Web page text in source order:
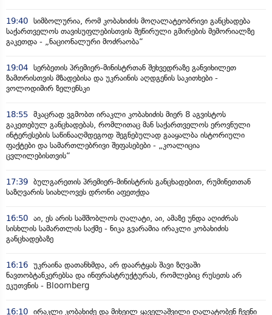
19:40 სიმბოლურია, რომ კობახიძის მოღალატეობრივი განცხადება
საქართველოს თავისუფლებისთვის შეწირული გმირების მემორიალზე
გაკეთდა - „ნაციონალური მოძრაობა“
19:04 სერბეთის პრემიერ-მინისტრთან შეხვედრაზე განვიხილეთ
ზამთრისთვის მზადებისა და უკრაინის აღდგენის საკითხები -
ვოლოდიმირ ზელენსკი
18:55 მკაცრად ვგმობთ ირაკლი კობახიძის მიერ 8 აგვისტოს
გაკეთებულ განცხადებას, რომლითაც მან საქართველოს ეროვნული
ინტერესების საწინააღმდეგოდ შეგნებულად გააყალბა ისტორიული
ფაქტები და სამართლებრივი შეფასებები - „კოალიცია
ცვლილებისთვის“
17:39 ბულგარეთის პრემიერ-მინისტრის განცხადებით, რუმინეთთან
საზღვარის სიახლოვეს დრონი აფეთქდა
16:50 აი, ეს არის სამშობლოს ღალატი, აი, ამაზე უნდა აღიძრას
სისხლის სამართლის საქმე - ნიკა გვარამია ირაკლი კობახიძის
განცხადებაზე
16:16 უკრაინა დათანხმდა, არ დაარტყას შავი ზღვაში
ნავთობტანკერებსა და ინფრასტრუქტურას, რომლებიც რუსეთს არ
ეკუთვნის - Bloomberg
16:10 ირაკლი კობახიძე და მიხეილ ყაველაშვილი ღალატობენ ჩვენი